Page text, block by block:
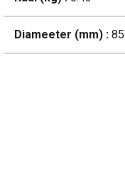
Diameeter (mm) : 85